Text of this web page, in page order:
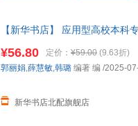
【新华书店】 应用型高校本科
团购优惠咨询在线客服！
¥56.80 定价： ¥59.00 (9.63折)
新华书店北配旗舰店
郭丽娟,薛慧敏,韩璐 编著 编 /2025-